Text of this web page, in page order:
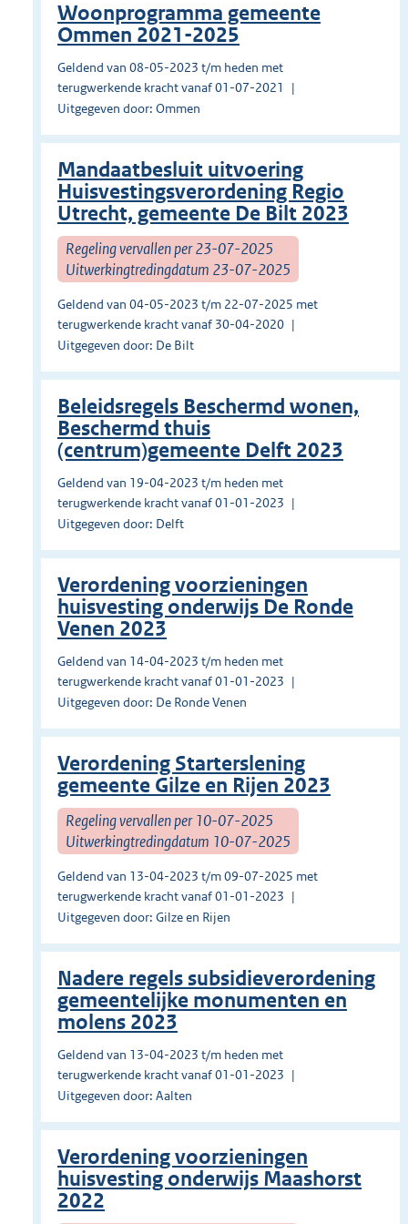
Woonprogramma gemeente
Ommen 2021-2025
Geldend van 08-05-2023 t/m heden met
terugwerkende kracht vanaf 01-07-2021
Uitgegeven door: Ommen
Mandaatbesluit uitvoering
Huisvestingsverordening Regio
Utrecht, gemeente De Bilt 2023
Regeling vervallen per 23-07-2025
Uitwerkingtredingdatum 23-07-2025
Geldend van 04-05-2023 t/m 22-07-2025 met
terugwerkende kracht vanaf 30-04-2020
Uitgegeven door: De Bilt
Beleidsregels Beschermd wonen,
Beschermd thuis
(centrum)gemeente Delft 2023
Geldend van 19-04-2023 t/m heden met
terugwerkende kracht vanaf 01-01-2023
Uitgegeven door: Delft
Verordening voorzieningen
huisvesting onderwijs De Ronde
Venen 2023
Geldend van 14-04-2023 t/m heden met
terugwerkende kracht vanaf 01-01-2023
Uitgegeven door: De Ronde Venen
Verordening Starterslening
gemeente Gilze en Rijen 2023
Regeling vervallen per 10-07-2025
Uitwerkingtredingdatum 10-07-2025
Geldend van 13-04-2023 t/m 09-07-2025 met
terugwerkende kracht vanaf 01-01-2023
Uitgegeven door: Gilze en Rijen
Nadere regels subsidieverordening
gemeentelijke monumenten en
molens 2023
Geldend van 13-04-2023 t/m heden met
terugwerkende kracht vanaf 01-01-2023
Uitgegeven door: Aalten
Verordening voorzieningen
huisvesting onderwijs Maashorst
2022